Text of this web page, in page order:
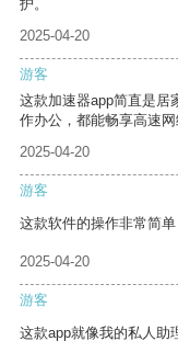
护。
2025-04-20
游客
这款加速器app简直是居
作办公，都能畅享高速
2025-04-20
游客
这款软件的操作非常简
2025-04-20
游客
这款app就像我的私人助